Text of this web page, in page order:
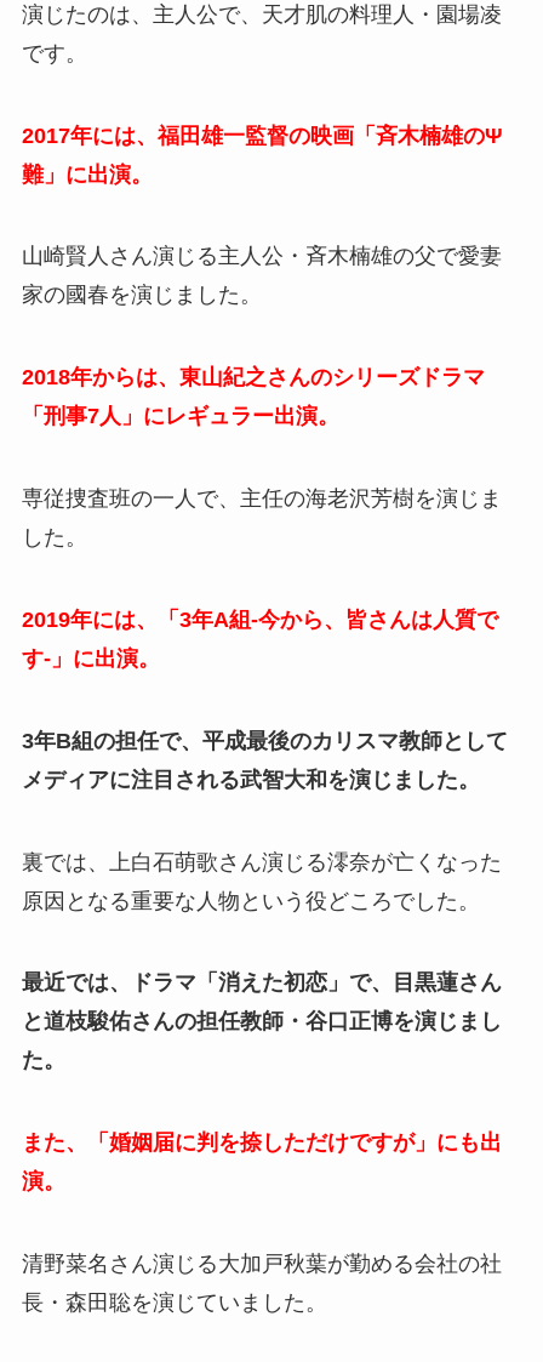
演じたのは、主人公で、天才肌の料理人・園場凌
です。
2017年には、福田雄一監督の映画「斉木楠雄のΨ
難」に出演。
山崎賢人さん演じる主人公・斉木楠雄の父で愛妻
家の國春を演じました。
2018年からは、東山紀之さんのシリーズドラマ
「刑事7人」にレギュラー出演。
専従捜査班の一人で、主任の海老沢芳樹を演じま
した。
2019年には、「3年A組-今から、皆さんは人質で
す-」に出演。
3年B組の担任で、平成最後のカリスマ教師として
メディアに注目される武智大和を演じました。
裏では、上白石萌歌さん演じる澪奈が亡くなった
原因となる重要な人物という役どころでした。
最近では、ドラマ「消えた初恋」で、目黒蓮さん
と道枝駿佑さんの担任教師・谷口正博を演じまし
た。
また、「婚姻届に判を捺しただけですが」にも出
演。
清野菜名さん演じる大加戸秋葉が勤める会社の社
長・森田聡を演じていました。